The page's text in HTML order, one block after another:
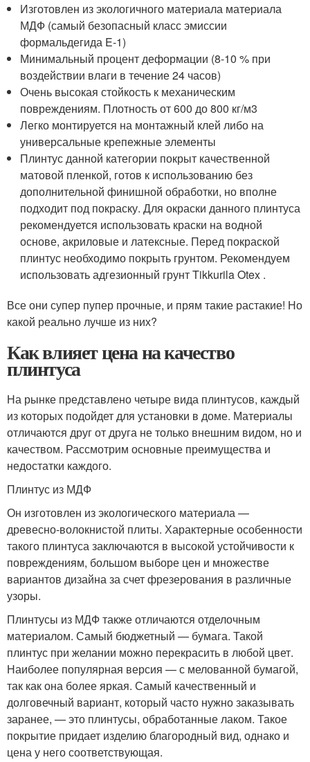
Изготовлен из экологичного материала материала
МДФ (самый безопасный класс эмиссии
формальдегида E-1)
Минимальный процент деформации (8-10 % при
воздействии влаги в течение 24 часов)
Очень высокая стойкость к механическим
повреждениям. Плотность от 600 до 800 кг/м3
Легко монтируется на монтажный клей либо на
универсальные крепежные элементы
Плинтус данной категории покрыт качественной
матовой пленкой, готов к использованию без
дополнительной финишной обработки, но вполне
подходит под покраску. Для окраски данного плинтуса
рекомендуется использовать краски на водной
основе, акриловые и латексные. Перед покраской
плинтус необходимо покрыть грунтом. Рекомендуем
использовать адгезионный грунт Tikkurila Otex .
Все они супер пупер прочные, и прям такие растакие! Но
какой реально лучше из них?
Как влияет цена на качество
плинтуса
На рынке представлено четыре вида плинтусов, каждый
из которых подойдет для установки в доме. Материалы
отличаются друг от друга не только внешним видом, но и
качеством. Рассмотрим основные преимущества и
недостатки каждого.
Плинтус из МДФ
Он изготовлен из экологического материала —
древесно-волокнистой плиты. Характерные особенности
такого плинтуса заключаются в высокой устойчивости к
повреждениям, большом выборе цен и множестве
вариантов дизайна за счет фрезерования в различные
узоры.
Плинтусы из МДФ также отличаются отделочным
материалом. Самый бюджетный — бумага. Такой
плинтус при желании можно перекрасить в любой цвет.
Наиболее популярная версия — с мелованной бумагой,
так как она более яркая. Самый качественный и
долговечный вариант, который часто нужно заказывать
заранее, — это плинтусы, обработанные лаком. Такое
покрытие придает изделию благородный вид, однако и
цена у него соответствующая.